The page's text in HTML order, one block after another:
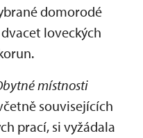
domorodé
loveckých
místnosti
souvisejících
prací, si vyžádala